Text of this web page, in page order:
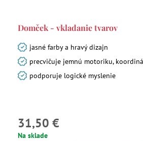
Domček - vkladanie tvarov
jasné farby a hravý dizajn
precvičuje jemnú motoriku,
podporuje logické myslenie
31,50 €
Na sklade